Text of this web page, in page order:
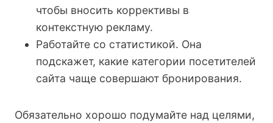
чтобы вносить коррективы в
контекстную рекламу.
Работайте со статистикой. Она
подскажет, какие категории посетителей
сайта чаще совершают бронирования.
Обязательно хорошо подумайте над целями,